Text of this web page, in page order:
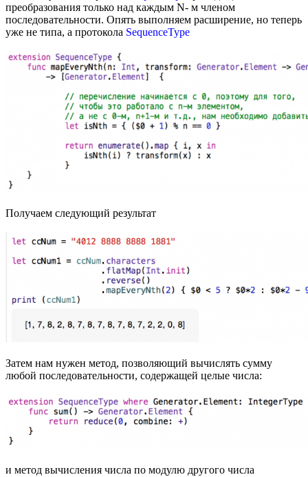
преобразования только над каждым N- м членом
последовательности. Опять выполняем расширение, но теперь
уже не типа, а протокола SequenceType
Получаем следующий результат
Затем нам нужен метод, позволяющий вычислять сумму
любой последовательности, содержащей целые числа:
и метод вычисления числа по модулю другого числа